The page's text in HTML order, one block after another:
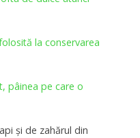
la conservarea
pâinea pe care o
și de zahărul din